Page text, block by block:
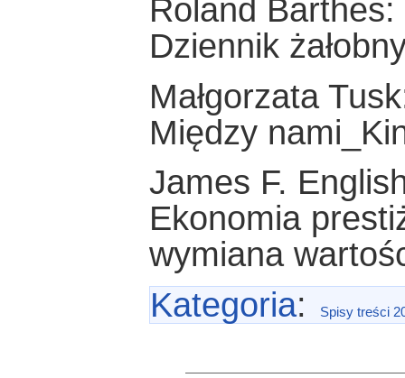
Roland Barthes:
Dziennik
Małgorzata
Między
James F.
Ekonomia
wymiana
Kategoria: Spisy treści